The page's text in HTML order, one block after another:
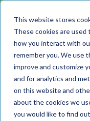
This website stores
These cookies are
how you interact with
remember you. We use
improve and customize
and for analytics and
on this website and
about the cookies we
you would like to find
The Speed of Reliability